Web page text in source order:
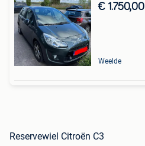
€ 1.750,00
Weelde
Reservewiel Citroën C3